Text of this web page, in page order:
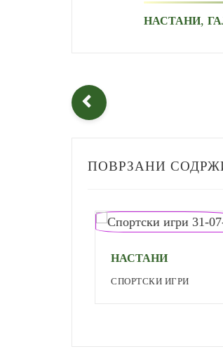
НАСТАНИ,
ПОВРЗАНИ
НАСТАНИ
СПОРТСКИ ИГРИ